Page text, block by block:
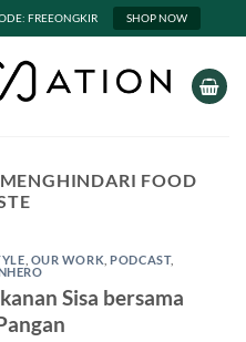
FREEONGKIR SHOP NOW
FOOD
OUR WORK PODCAST,
Sisa bersama